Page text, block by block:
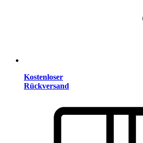
Kostenloser
Rückversand